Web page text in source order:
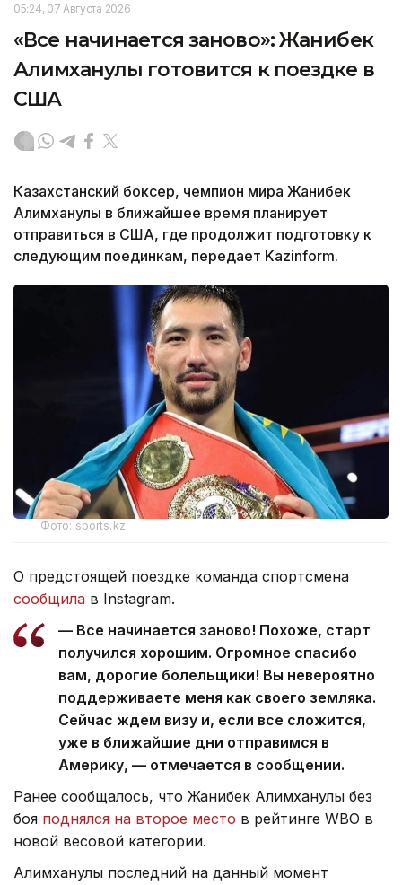
05:24, 07 Августа 2026
«Все начинается заново»: Жанибек
Алимханулы готовится к поездке в
США
Казахстанский боксер, чемпион мира Жанибек
Алимханулы в ближайшее время планирует
отправиться в США, где продолжит подготовку к
следующим поединкам, передает Kazinform.
Фото: sports.kz
О предстоящей поездке команда спортсмена
сообщила в Instagram.
— Все начинается заново! Похоже, старт
получился хорошим. Огромное спасибо
вам, дорогие болельщики! Вы невероятно
поддерживаете меня как своего земляка.
Сейчас ждем визу и, если все сложится,
уже в ближайшие дни отправимся в
Америку, — отмечается в сообщении.
Ранее сообщалось, что Жанибек Алимханулы без
боя поднялся на второе место в рейтинге WBO в
новой весовой категории.
Алимханулы последний на данный момент